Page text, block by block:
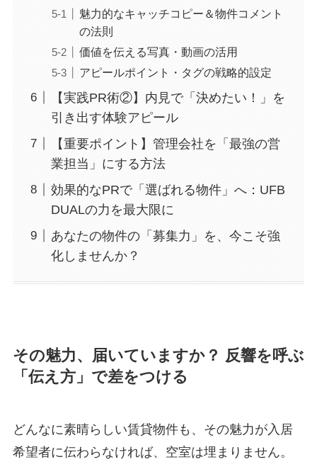
魅力的なキャッチコピー＆物件コメント
の法則
価値を伝える写真・動画の活用
アピールポイント・タグの戦略的設定
【実践PR術②】内見で「決めたい！」を
引き出す体験アピール
【重要ポイント】管理会社を「最強の営
業担当」にする方法
効果的なPRで「選ばれる物件」へ：UFB
DUALの力を最大限に
あなたの物件の「募集力」を、今こそ強
化しませんか？
その魅力、届いていますか？ 反響を呼ぶ
「伝え方」で差をつける
どんなに素晴らしい賃貸物件も、その魅力が入居
希望者に伝わらなければ、空室は埋まりません。